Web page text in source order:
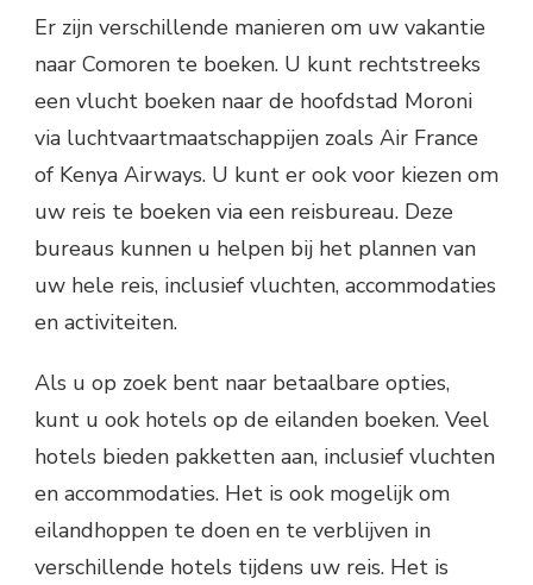
Er zijn verschillende manieren om uw vakantie
naar Comoren te boeken. U kunt rechtstreeks
een vlucht boeken naar de hoofdstad Moroni
via luchtvaartmaatschappijen zoals Air France
of Kenya Airways. U kunt er ook voor kiezen om
uw reis te boeken via een reisbureau. Deze
bureaus kunnen u helpen bij het plannen van
uw hele reis, inclusief vluchten, accommodaties
en activiteiten.
Als u op zoek bent naar betaalbare opties,
kunt u ook hotels op de eilanden boeken. Veel
hotels bieden pakketten aan, inclusief vluchten
en accommodaties. Het is ook mogelijk om
eilandhoppen te doen en te verblijven in
verschillende hotels tijdens uw reis. Het is